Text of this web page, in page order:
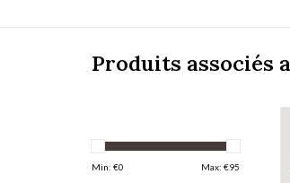
Produits associés
Min: €0 Max: €95